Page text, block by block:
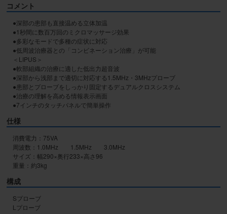
コメント
●深部の患部も直接温める立体加温
●1秒間に数百万回のミクロマッサージ効果
●多彩なモードで多種の症状に対応
●低周波治療器との「コンビネーション治療」が可能
＜LIPUS＞
●軟部組織の治療に適した低出力超音波
●深部から浅部まで適切に対応する1.5MHz・3MHzプローブ
●患部とプローブをしっかり固定するデュアルクロスシステム
●治療の理解を高める情報表示画面
●7インチのタッチパネルで簡単操作
仕様
消費電力：75VA
周波数：1.0MHz　　1.5MHz　　3.0MHz
サイズ：幅290×奥行233×高さ96
重量：約3kg
構成
Sプローブ
Lプローブ